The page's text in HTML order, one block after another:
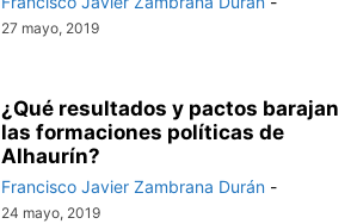
27 mayo, 2019
¿Qué resultados y pactos barajan
las formaciones políticas de
Alhaurín?
Francisco Javier Zambrana Durán -
24 mayo, 2019